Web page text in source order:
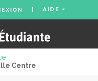
AIDE
Centre